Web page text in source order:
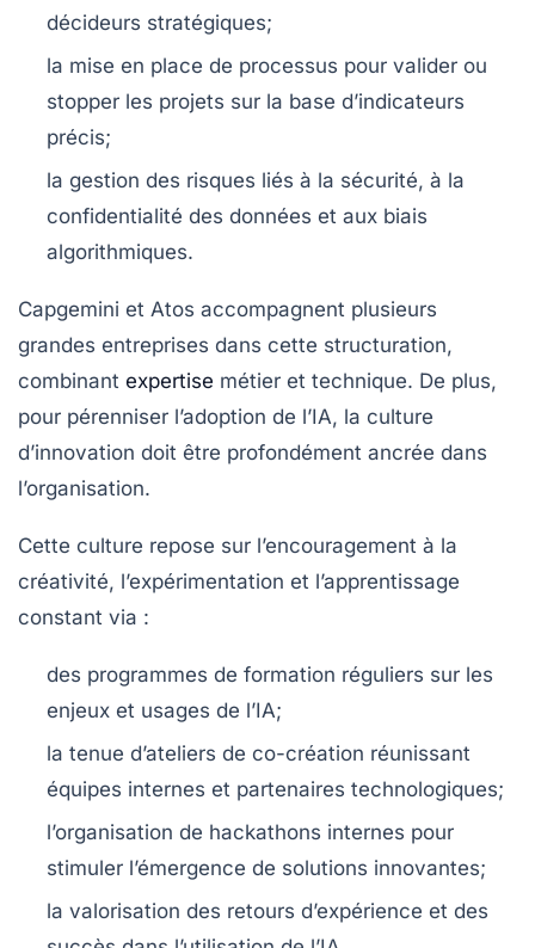
décideurs stratégiques;
la mise en place de processus pour valider ou
stopper les projets sur la base d’indicateurs
précis;
la gestion des risques liés à la sécurité, à la
confidentialité des données et aux biais
algorithmiques.
Capgemini et Atos accompagnent plusieurs
grandes entreprises dans cette structuration,
combinant expertise métier et technique. De plus,
pour pérenniser l’adoption de l’IA, la culture
d’innovation doit être profondément ancrée dans
l’organisation.
Cette culture repose sur l’encouragement à la
créativité, l’expérimentation et l’apprentissage
constant via :
des programmes de formation réguliers sur les
enjeux et usages de l’IA;
la tenue d’ateliers de co-création réunissant
équipes internes et partenaires technologiques;
l’organisation de hackathons internes pour
stimuler l’émergence de solutions innovantes;
la valorisation des retours d’expérience et des